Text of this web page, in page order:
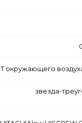
Т окружающего воздуха
звезда-